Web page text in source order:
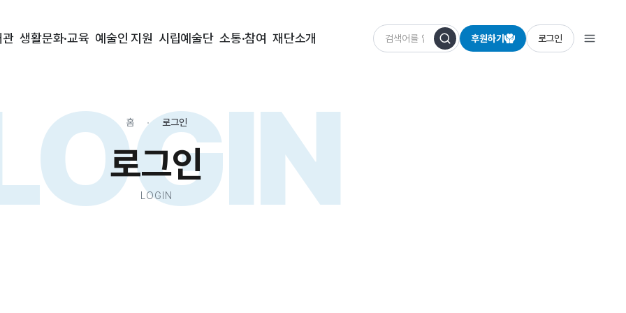
관 생활문화·교육 예술인 지원 시립예술단 소통·참여 재단소개 후원하기 로그인
홈 로그인
로그인
LOGIN